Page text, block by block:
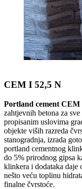
CEM I 52,5 N
Portland cement CEM
zahtjevnih betona za
propisanim uslovima
objekte viših razreda
stanogradnja, izrada
portland cementnog
do 5% prirodnog gipsa
klinkera i dodataka daje
nešto veću toplinu
finalne čvrstoće.